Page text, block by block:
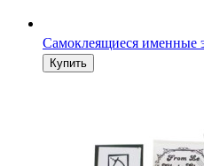
Самоклеящиеся именные